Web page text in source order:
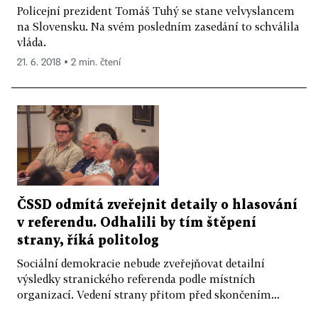
Policejní prezident Tomáš Tuhý se stane velvyslancem
na Slovensku. Na svém posledním zasedání to schválila
vláda.
21. 6. 2018 ▪ 2 min. čtení
ČSSD odmítá zveřejnit detaily o hlasování
v referendu. Odhalili by tím štěpení
strany, říká politolog
Sociální demokracie nebude zveřejňovat detailní
výsledky stranického referenda podle místních
organizací. Vedení strany přitom před skončením...